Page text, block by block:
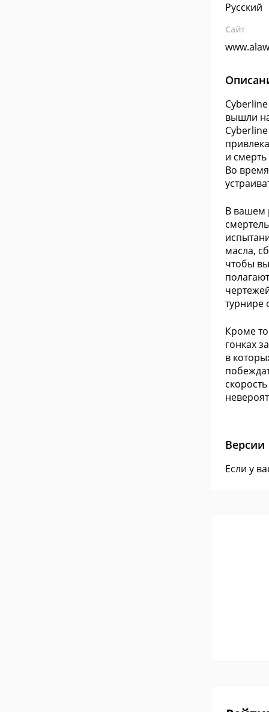
Русский
Сайт
вышли
и
Во
В вашем
масла,
чтобы
турнире
Кроме
гонках
в
Версии
Если у